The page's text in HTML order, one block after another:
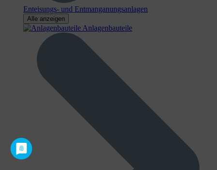
Enteisungs- und Entmanganungsanlagen
Alle anzeigen
Anlagenbauteile